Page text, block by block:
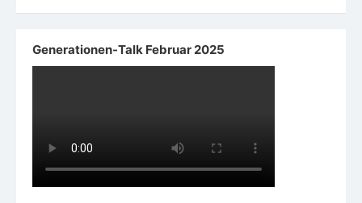
Generationen-Talk Februar 2025